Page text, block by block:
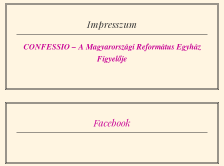
Impresszum
CONFESSIO – A Magyarországi Református Egyház
Figyelője
Facebook